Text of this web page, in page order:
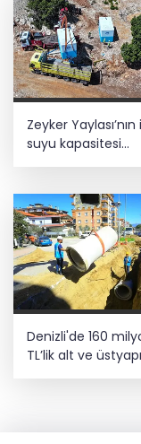
Zeyker
suyu kapasitesi
güçlendirildi
Denizli'de 160
TL’lik alt ve üstyapı
yatırımı